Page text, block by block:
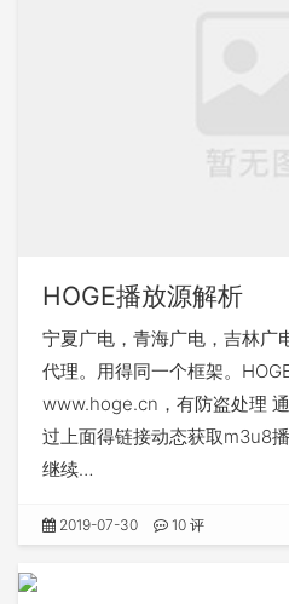
HOGE播放源解析
宁夏广电，青海广电，吉林广
代理。用得同一个框架。
www.hoge.cn，有防盗处理
过上面得链接动态获取m3u8
继续…
2019-07-30 10 评